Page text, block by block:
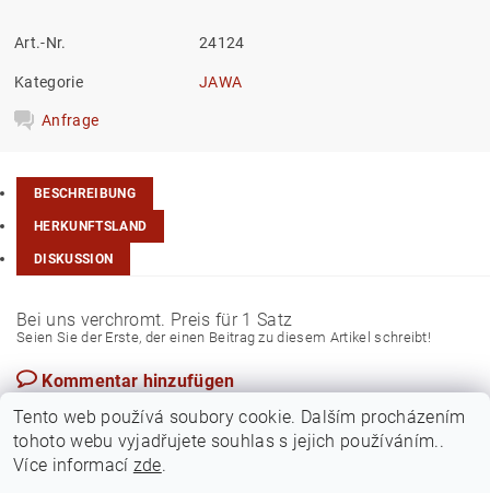
Art.-Nr. 24124
Kategorie JAWA
Anfrage
BESCHREIBUNG
HERKUNFTSLAND
DISKUSSION
Bei uns verchromt. Preis für 1 Satz
Seien Sie der Erste, der einen Beitrag zu diesem Artikel schreibt!
Kommentar hinzufügen
Tento web používá soubory cookie. Dalším procházením
tohoto webu vyjadřujete souhlas s jejich používáním..
Více informací zde.